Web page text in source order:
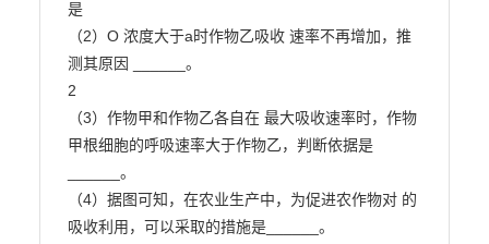
是
（2）O 浓度大于a时作物乙吸收 速率不再增加，推
测其原因 ______。
2
（3）作物甲和作物乙各自在 最大吸收速率时，作物
甲根细胞的呼吸速率大于作物乙，判断依据是
______。
（4）据图可知，在农业生产中，为促进农作物对 的
吸收利用，可以采取的措施是______。